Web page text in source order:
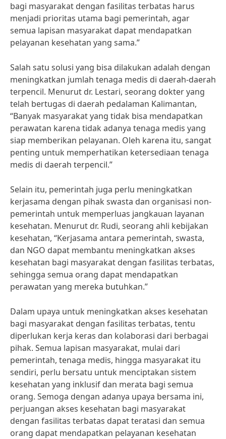
bagi masyarakat dengan fasilitas terbatas harus
menjadi prioritas utama bagi pemerintah, agar
semua lapisan masyarakat dapat mendapatkan
pelayanan kesehatan yang sama.”
Salah satu solusi yang bisa dilakukan adalah dengan
meningkatkan jumlah tenaga medis di daerah-daerah
terpencil. Menurut dr. Lestari, seorang dokter yang
telah bertugas di daerah pedalaman Kalimantan,
“Banyak masyarakat yang tidak bisa mendapatkan
perawatan karena tidak adanya tenaga medis yang
siap memberikan pelayanan. Oleh karena itu, sangat
penting untuk memperhatikan ketersediaan tenaga
medis di daerah terpencil.”
Selain itu, pemerintah juga perlu meningkatkan
kerjasama dengan pihak swasta dan organisasi non-
pemerintah untuk memperluas jangkauan layanan
kesehatan. Menurut dr. Rudi, seorang ahli kebijakan
kesehatan, “Kerjasama antara pemerintah, swasta,
dan NGO dapat membantu meningkatkan akses
kesehatan bagi masyarakat dengan fasilitas terbatas,
sehingga semua orang dapat mendapatkan
perawatan yang mereka butuhkan.”
Dalam upaya untuk meningkatkan akses kesehatan
bagi masyarakat dengan fasilitas terbatas, tentu
diperlukan kerja keras dan kolaborasi dari berbagai
pihak. Semua lapisan masyarakat, mulai dari
pemerintah, tenaga medis, hingga masyarakat itu
sendiri, perlu bersatu untuk menciptakan sistem
kesehatan yang inklusif dan merata bagi semua
orang. Semoga dengan adanya upaya bersama ini,
perjuangan akses kesehatan bagi masyarakat
dengan fasilitas terbatas dapat teratasi dan semua
orang dapat mendapatkan pelayanan kesehatan